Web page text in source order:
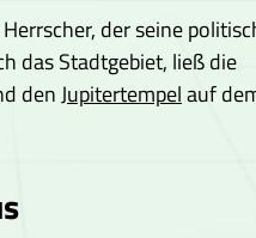
der seine
das Stadtgebiet, ließ die
denJupitertempelauf